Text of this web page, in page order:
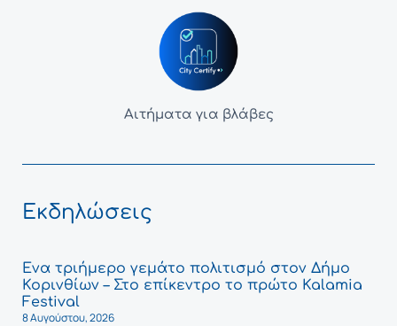
Αιτήματα για βλάβες
Εκδηλώσεις
Ένα τριήμερο γεμάτο πολιτισμό στον Δήμο
Κορινθίων – Στο επίκεντρο το πρώτο Kalamia
Festival
8 Αυγούστου, 2026